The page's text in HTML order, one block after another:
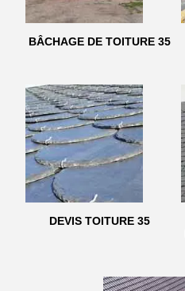
BÂCHAGE DE TOITURE 35
DEVIS TOITURE 35